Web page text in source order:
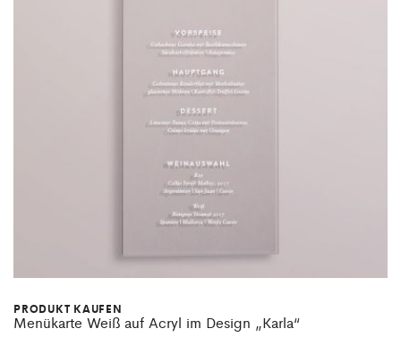
PRODUKT KAUFEN
Menükarte Weiß auf Acryl im Design „Karla“